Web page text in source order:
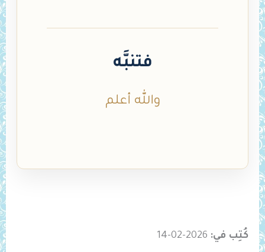
فتنبَّه
والله أعلم
كُتِب في: 2026-02-14